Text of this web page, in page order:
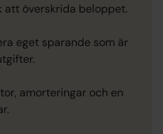
att överskrida beloppet.
eget sparande som är
amorteringar och en